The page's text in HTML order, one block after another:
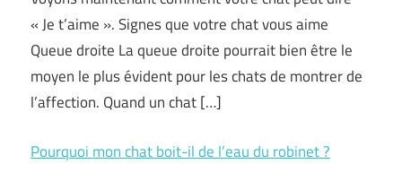
« Je t’aime ». Signes que votre chat vous aime
Queue droite La queue droite pourrait bien être le
moyen le plus évident pour les chats de montrer de
l’affection. Quand un chat […]
Pourquoi mon chat boit-il de l’eau du robinet ?